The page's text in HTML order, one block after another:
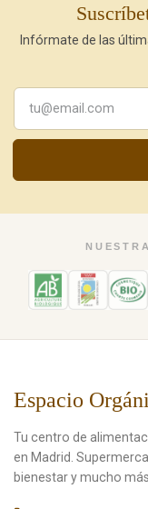
Infórmate de las
Espacio
Tu centro de
en Madrid.
bienestar y mucho más.